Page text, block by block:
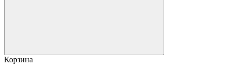
Корзина